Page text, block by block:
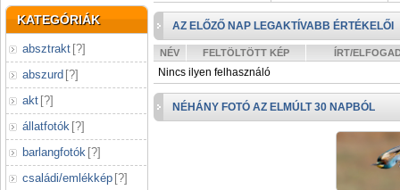
KATEGÓRIÁK
absztrakt [?]
abszurd [?]
akt [?]
állatfotók [?]
barlangfotók [?]
családi/emlékkép [?]
AZ ELŐZŐ NAP LEGAKTÍVABB ÉRTÉKELŐI
NÉV FELTÖLTÖTT KÉP ÍRT/
Nincs ilyen felhasználó
NÉHÁNY FOTÓ AZ ELMÚLT 30 NAPBÓL